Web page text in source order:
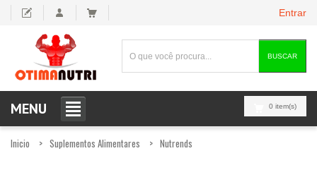
Entrar
BUSCAR
0 item(s)
MENU
Inicio Suplementos Alimentares Nutrends